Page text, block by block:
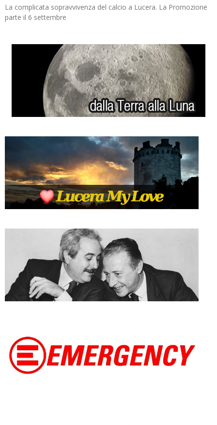
La complicata sopravvivenza del calcio a Lucera. La Promozione
parte il 6 settembre